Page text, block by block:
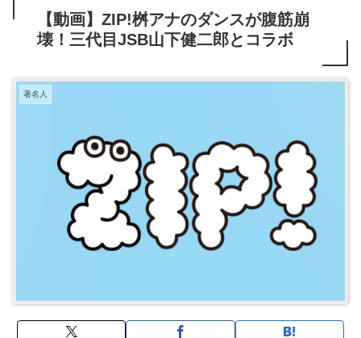
【動画】ZIP!桝アナのダンスが腹筋崩
壊！三代目JSB山下健二郎とコラボ
著名人